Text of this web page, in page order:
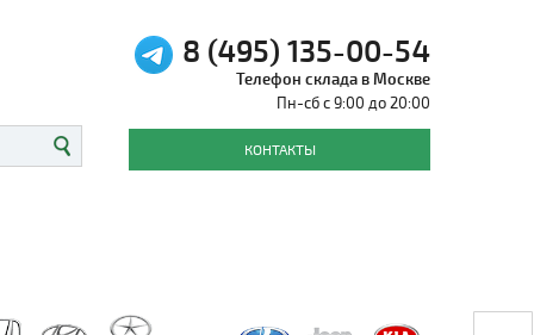
8 (495) 135-00-54
Телефон склада в Москве
Пн-сб с 9:00 до 20:00
КОНТАКТЫ